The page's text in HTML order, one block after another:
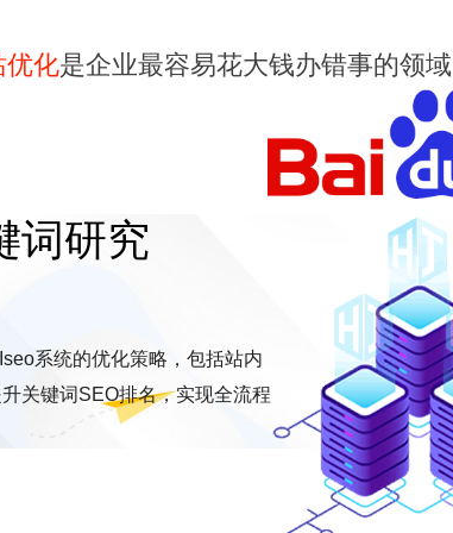
优化是企业最容易花大钱办错事的领域
词研究
系统的优化策略，包括站内
关键词SEO排名，实现全流程